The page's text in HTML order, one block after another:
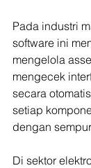
Pada industri
software ini
mengelola
mengecek
secara
setiap
dengan
Di sektor